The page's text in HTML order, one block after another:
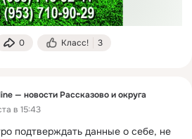
0 Класс! 3
— новости Рассказово и округа
в 15:43
подтверждать данные о себе, не